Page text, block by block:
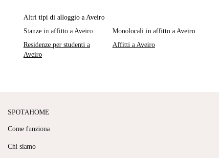
Altri tipi di alloggio a Aveiro
Stanze in affitto a Aveiro
Monolocali in affitto a Aveiro
Residenze per studenti a
Aveiro
Affitti a Aveiro
SPOTAHOME
Come funziona
Chi siamo